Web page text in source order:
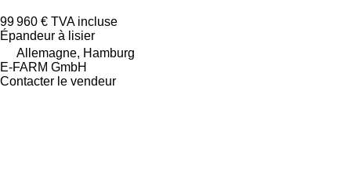
99 960 € TVA incluse
Épandeur à lisier
Allemagne, Hamburg
E-FARM GmbH
Contacter le vendeur